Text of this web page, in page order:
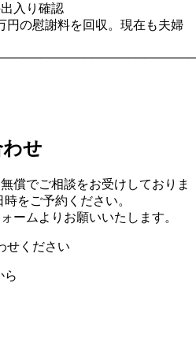
入り確認
円の慰謝料を回収。現在も夫婦
せ
償でご相談をお受けしておりま
をご予約ください。
ームよりお願いいたします。
ら